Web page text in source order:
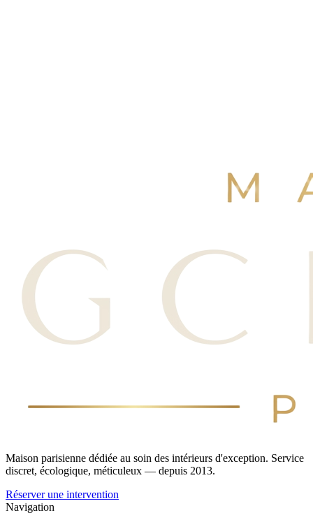
Maison parisienne dédiée au soin des intérieurs d'exception. Service
discret, écologique, méticuleux — depuis 2013.
Réserver une intervention
Navigation